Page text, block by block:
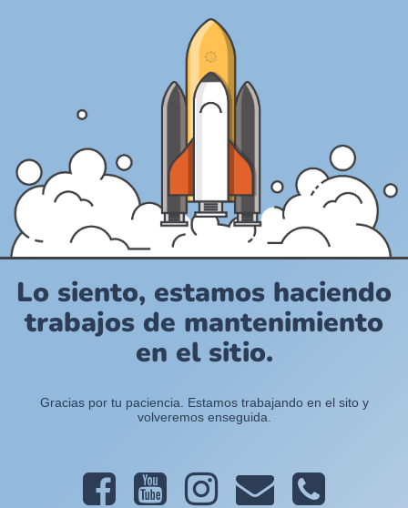
Lo siento, estamos haciendo
trabajos de mantenimiento
en el sitio.
Gracias por tu paciencia. Estamos trabajando en el sito y
volveremos enseguida.